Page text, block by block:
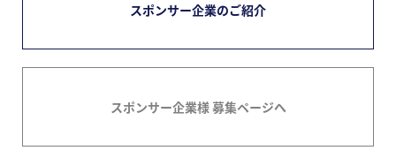
スポンサー企業のご紹介
スポンサー企業様 募集ページへ